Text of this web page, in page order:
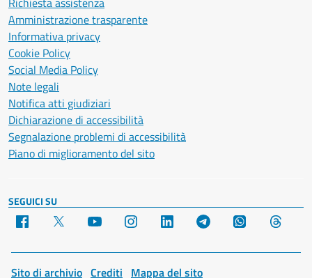
Amministrazione trasparente
Informativa privacy
Cookie Policy
Social Media Policy
Note legali
Notifica atti giudiziari
Dichiarazione di accessibilità
Segnalazione problemi di accessibilità
Piano di miglioramento del sito
SEGUICI SU
Facebook YouTube Instagram LinkedIn Telegram WhatsApp
Sito di archivio Crediti Mappa del sito